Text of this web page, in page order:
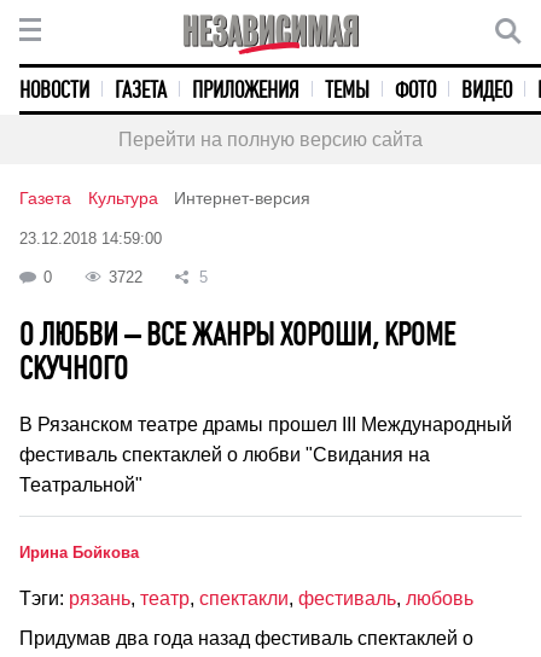
НОВОСТИ ГАЗЕТА ПРИЛОЖЕНИЯ ТЕМЫ ФОТО ВИДЕО
Перейти на полную версию сайта
Газета Культура Интернет-версия
23.12.2018 14:59:00
0 3722 5
О ЛЮБВИ – ВСЕ ЖАНРЫ ХОРОШИ, КРОМЕ
СКУЧНОГО
В Рязанском театре драмы прошел III Международный
фестиваль спектаклей о любви "Свидания на
Театральной"
Ирина Бойкова
Тэги: рязань, театр, спектакли, фестиваль, любовь
Придумав два года назад фестиваль спектаклей о